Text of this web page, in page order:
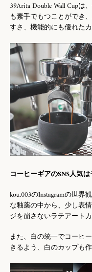
39Arita Double Wall Cup
も素手でもつことができ
すさ、機能的にも優れたカ
コーヒーギアのSNS人気
kou.003のInstagramの世
な釉薬の中から、少し表
ジを崩さないラテアート
また、白の統一でコーヒ
きるよう、白のカップも作